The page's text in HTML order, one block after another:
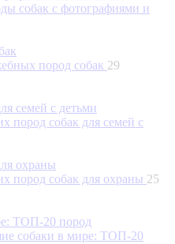
собак с фотографиями и
пород собак 29
пород собак для семей с
пород собак для охраны 25
собаки в мире: ТОП-20